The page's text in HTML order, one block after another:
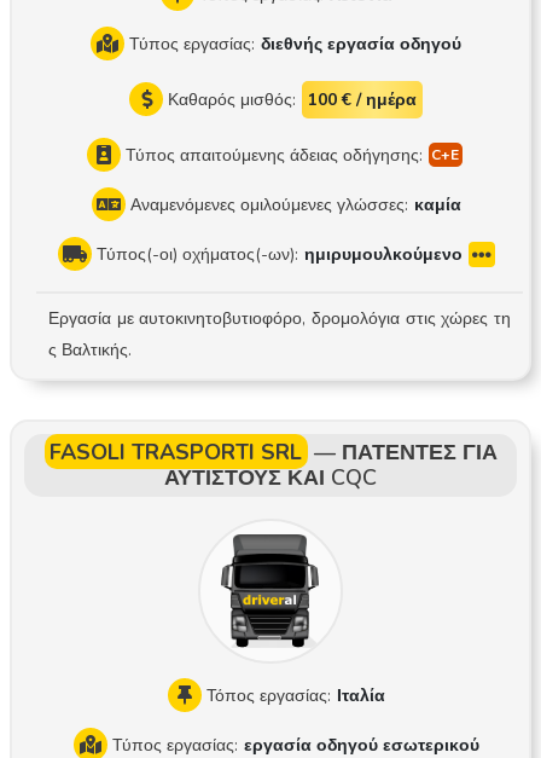
Τύπος εργασίας: διεθνής εργασία οδηγού
Καθαρός μισθός: 100 € / ημέρα
Τύπος απαιτούμενης άδειας οδήγησης:
Αναμενόμενες ομιλούμενες γλώσσες: καμία
Τύπος(-οι) οχήματος(-ων): ημιρυμουλκούμενο
Εργασία με αυτοκινητοβυτιοφόρο, δρομολόγια στις χώρες τη
ς Βαλτικής.
FASOLI TRASPORTI SRL— ΠΑΤΕΝΤΕΣ ΓΙΑ
ΑΥΤΙΣΤΟΥΣ ΚΑΙ CQC
Τόπος εργασίας: Ιταλία
Τύπος εργασίας: εργασία οδηγού εσωτερικού